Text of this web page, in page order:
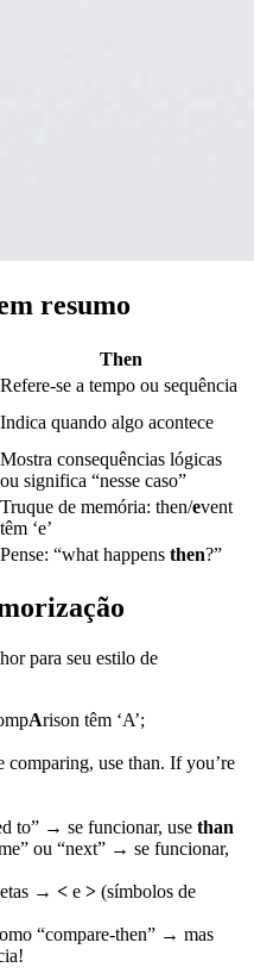
resumo
Then
Refere-se a tempo ou sequência
Indica quando algo acontece
Mostra consequências lógicas
ou significa “nesse caso”
Truque de memória: then/event
têm ‘e’
Pense: “what happens then?”
para seu estilo de
Arison têm ‘A’;
comparing, use than. If you’re
to” → se funcionar, use than
ou “next” → se funcionar,
→ < e > (símbolos de
“compare-then” → mas